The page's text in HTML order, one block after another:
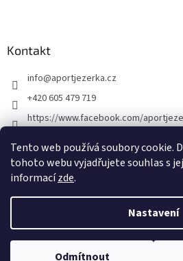
Tento web používá soubory cookie.
tohoto webu vyjadřujete souhlas s
informacízde.
Nastavení
Odmítnout
Otevírací doba týdnu od 5.1. - 9.1. úterý 14:00 -
Kontakt
info@aportjezerka.cz
+420 605 479 719
https://www.facebook.com/
Copyright 2026Aport. Všechna práva